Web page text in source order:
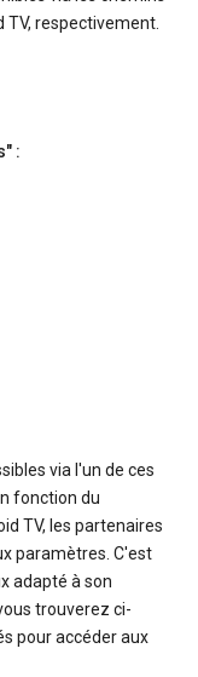
TV, respectivement.
:
via l'un de ces
fonction du
TV, les partenaires
paramètres. C'est
adapté à son
trouverez ci-
pour accéder aux